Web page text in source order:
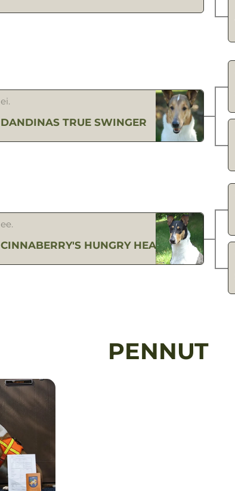
ei.
DANDINAS TRUE SWINGER
ee.
CINNABERRY'S HUNGRY HEART
PENNUT